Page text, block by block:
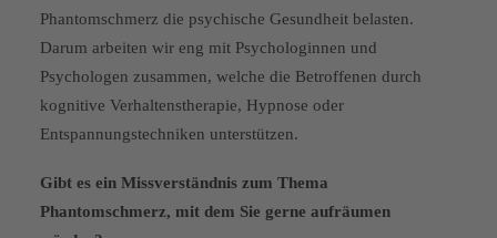
Phantomschmerz die psychische Gesundheit belasten.
Darum arbeiten wir eng mit Psycho­loginnen und
Psychologen zusam­men, welche die Betroffenen durch
kognitive Verhaltenstherapie, Hypnose oder
Entspannungstechni­ken unterstützen.
Gibt es ein Missverständnis zum Thema
Phantomschmerz, mit dem Sie gerne aufräumen